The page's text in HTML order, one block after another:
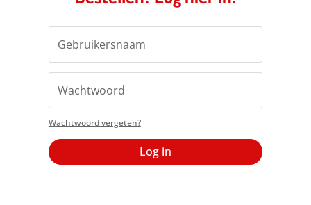
Wachtwoord vergeten?
Log in